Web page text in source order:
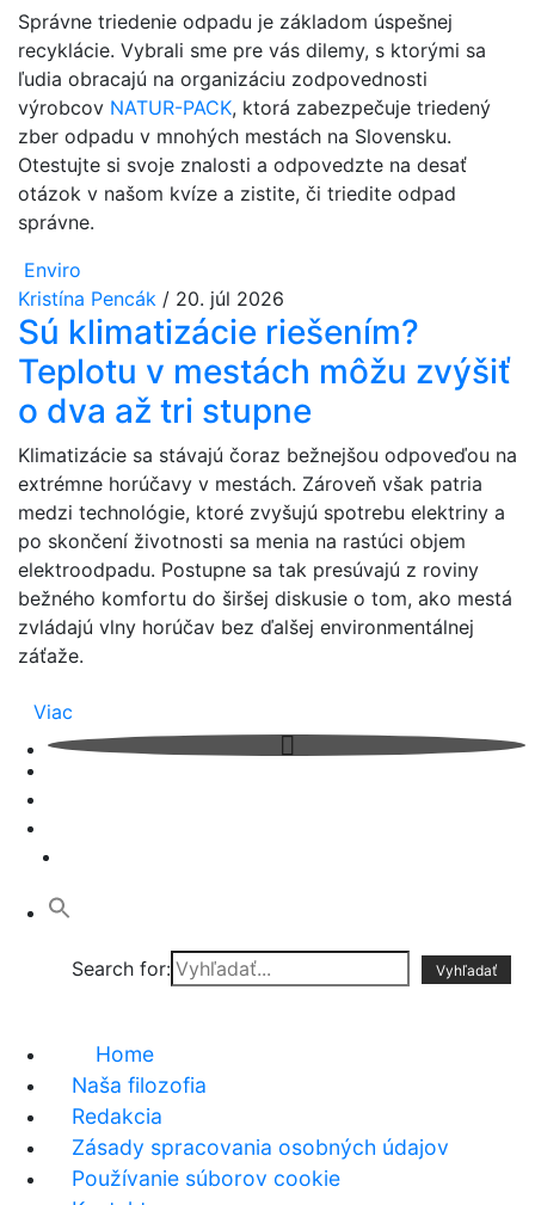
Správne triedenie odpadu je základom úspešnej
recyklácie. Vybrali sme pre vás dilemy, s ktorými sa
ľudia obracajú na organizáciu zodpovednosti
výrobcov NATUR-PACK, ktorá zabezpečuje triedený
zber odpadu v mnohých mestách na Slovensku.
Otestujte si svoje znalosti a odpovedzte na desať
otázok v našom kvíze a zistite, či triedite odpad
správne.
Enviro
Kristína Pencák / 20. júl 2026
Sú klimatizácie riešením?
Teplotu v mestách môžu zvýšiť
o dva až tri stupne
Klimatizácie sa stávajú čoraz bežnejšou odpoveďou na
extrémne horúčavy v mestách. Zároveň však patria
medzi technológie, ktoré zvyšujú spotrebu elektriny a
po skončení životnosti sa menia na rastúci objem
elektroodpadu. Postupne sa tak presúvajú z roviny
bežného komfortu do širšej diskusie o tom, ako mestá
zvládajú vlny horúčav bez ďalšej environmentálnej
záťaže.
Viac
Search for:
Home
Naša filozofia
Redakcia
Zásady spracovania osobných údajov
Používanie súborov cookie